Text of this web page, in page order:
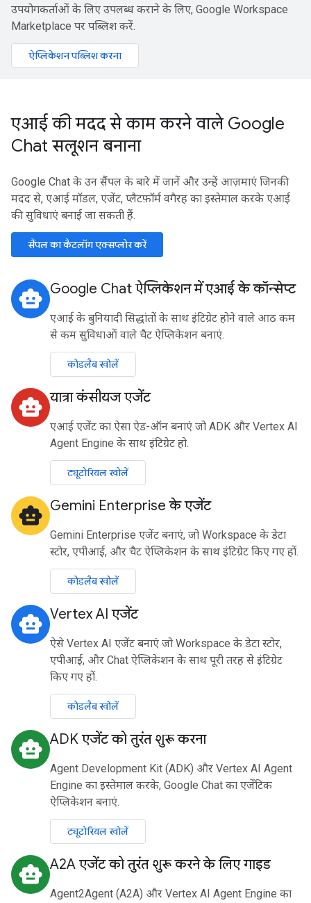
उपयोगकर्ताओं के लिए उपलब्ध कराने के लिए, Google Workspace
Marketplace पर पब्लिश करें.
ऐप्लिकेशन पब्लिश करना
एआई की मदद से काम करने वाले Google
Chat सलूशन बनाना
Google Chat के उन सैंपल के बारे में जानें और उन्हें आज़माएं जिनकी
मदद से, एआई मॉडल, एजेंट, प्लैटफ़ॉर्म वगैरह का इस्तेमाल करके एआई
की सुविधाएं बनाई जा सकती हैं.
सैंपल का कैटलॉग एक्सप्लोर करें
smart_toy Google Chat ऐप्लिकेशन में एआई के कॉन्सेप्ट
एआई के बुनियादी सिद्धांतों के साथ इंटिग्रेट होने वाले आठ कम
से कम सुविधाओं वाले चैट ऐप्लिकेशन बनाएं.
कोडलैब खोलें
smart_toy यात्रा कंसीयज एजेंट
एआई एजेंट का ऐसा ऐड-ऑन बनाएं जो ADK और Vertex AI
Agent Engine के साथ इंटिग्रेट हो.
ट्यूटोरियल खोलें
smart_toy Gemini Enterprise के एजेंट
Gemini Enterprise एजेंट बनाएं, जो Workspace के डेटा
स्टोर, एपीआई, और चैट ऐप्लिकेशन के साथ इंटिग्रेट किए गए हों.
कोडलैब खोलें
smart_toy Vertex AI एजेंट
ऐसे Vertex AI एजेंट बनाएं जो Workspace के डेटा स्टोर,
एपीआई, और Chat ऐप्लिकेशन के साथ पूरी तरह से इंटिग्रेट
किए गए हों.
कोडलैब खोलें
smart_toy ADK एजेंट को तुरंत शुरू करना
Agent Development Kit (ADK) और Vertex AI Agent
Engine का इस्तेमाल करके, Google Chat का एजेंटिक
ऐप्लिकेशन बनाएं.
ट्यूटोरियल खोलें
smart_toy A2A एजेंट को तुरंत शुरू करने के लिए गाइड
Agent2Agent (A2A) और Vertex AI Agent Engine का